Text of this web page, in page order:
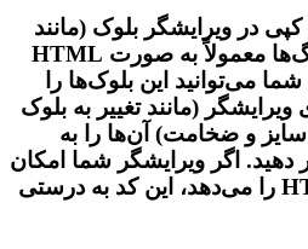
در ویرایشگر بلوک (مانند
گوتنبرگ وردپرس)، این تگ‌ها معمولاً به صورت HTML
می‌توانید این بلوک‌ها را
ویرایشگر (مانند تغییر به بلوک
و ضخامت) آن‌ها را به
دهید. اگر ویرایشگر شما امکان
وارد کردن مستقیم HTML را می‌دهد، این کد به درستی